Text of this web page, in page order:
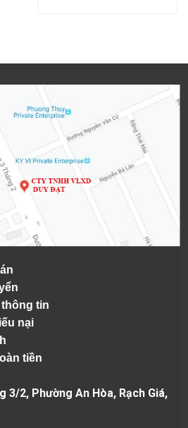
tin
nại
tiền
3/2, Phường An Hòa, Rạch Giá,